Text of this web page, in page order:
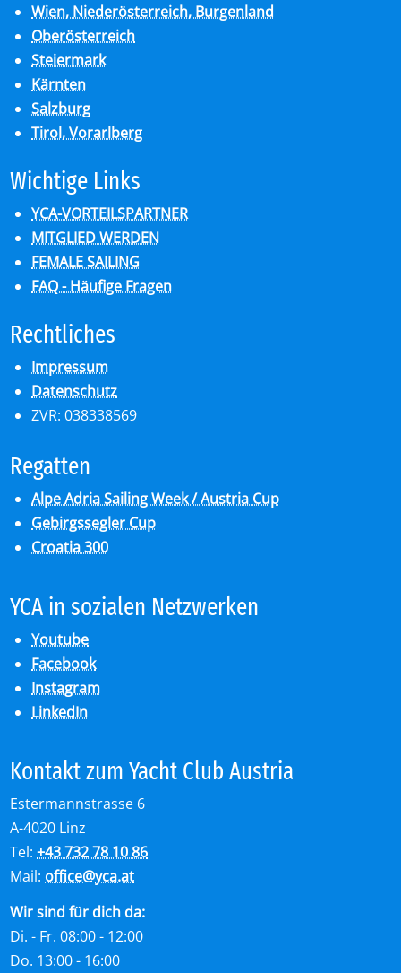
Wien, Niederösterreich, Burgenland
Oberösterreich
Steiermark
Kärnten
Salzburg
Tirol, Vorarlberg
Wich­ti­ge Links
YCA-VORTEILSPARTNER
MITGLIED WERDEN
FEMALE SAILING
FAQ - Häufige Fragen
Recht­li­ches
Impressum
Datenschutz
ZVR: 038338569
Re­gat­ten
Alpe Adria Sailing Week / Austria Cup
Gebirgssegler Cup
Croatia 300
YCA in so­zia­len Netz­wer­ken
Youtube
Facebook
Instagram
LinkedIn
Kon­takt zum Yacht Club Aus­tria
Estermannstrasse 6
A-4020 Linz
Tel:+43 732 78 10 86
Mail: office@yca.at
Wir sind für dich da:
Di. - Fr. 08:00 - 12:00
Do. 13:00 - 16:00